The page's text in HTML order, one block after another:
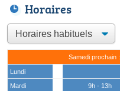
Horaires
Samedi prochain :
Lundi
Mardi
9h - 13h